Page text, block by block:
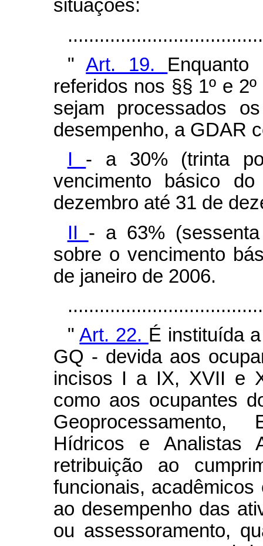
situações:
"Art. 19.
referidos nos §§ 1º e
sejam processados
desempenho, a GDAR
I - a 30% (trinta
vencimento básico
dezembro até 31 de
II - a 63%
sobre o vencimento
de janeiro de 2006.
"Art. 22. É instituída
GQ - devida aos
incisos I a IX, XVII e
como aos ocupantes
Hídricos e Analistas
retribuição ao
funcionais,
ao desempenho das
ou assessoramento,